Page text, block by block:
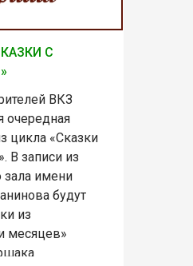
С
ВКЗ
очередная
цикла «Сказки
В записи из
зала имени
будут
из
месяцев»